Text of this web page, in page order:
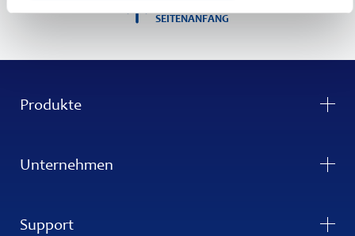
SEITENANFANG
Produkte
Unternehmen
Support